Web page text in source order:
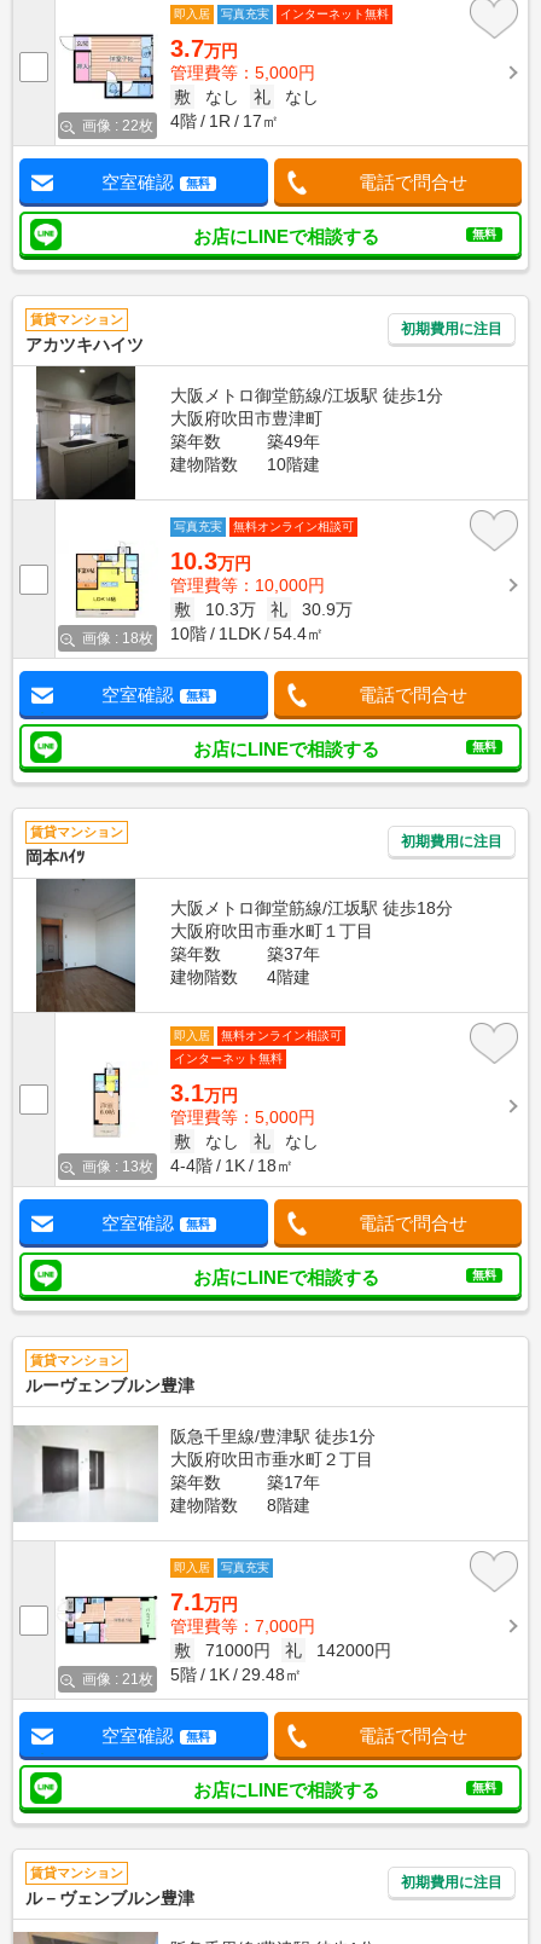
画像 : 22枚
即入居 写真充実 インターネット無料
3.7万円
管理費等：5,000円
敷
なし 礼
なし
4階
1R 17㎡
空室確認 無料 電話で問合せ
お店にLINEで相談する 無料
賃貸マンション
アカツキハイツ
初期費用に注目
大阪メトロ御堂筋線/江坂駅 徒歩1分
大阪府吹田市豊津町
築年数
築49年
建物階数
10階建
画像 : 18枚
写真充実 無料オンライン相談可
10.3万円
管理費等：10,000円
敷
10.3万 礼
30.9万
10階
1LDK 54.4㎡
空室確認 無料 電話で問合せ
お店にLINEで相談する 無料
賃貸マンション
岡本ﾊｲﾂ
初期費用に注目
大阪メトロ御堂筋線/江坂駅 徒歩18分
大阪府吹田市垂水町１丁目
築年数
築37年
建物階数
4階建
画像 : 13枚
即入居
無料オンライン相談可
インターネット無料
3.1万円
管理費等：5,000円
敷
なし 礼
なし
4-4階
1K 18㎡
空室確認 無料 電話で問合せ
お店にLINEで相談する 無料
賃貸マンション
ルーヴェンブルン豊津
阪急千里線/豊津駅 徒歩1分
大阪府吹田市垂水町２丁目
築年数
築17年
建物階数
8階建
画像 : 21枚
即入居 写真充実
7.1万円
管理費等：7,000円
敷
71000円 礼
142000円
5階
1K 29.48㎡
空室確認 無料 電話で問合せ
お店にLINEで相談する 無料
賃貸マンション
ル－ヴェンブルン豊津
初期費用に注目